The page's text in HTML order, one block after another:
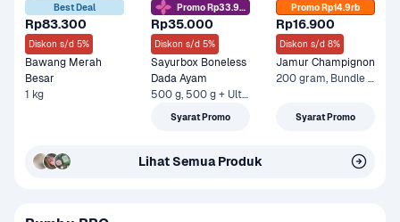
Best Deal
Rp83.300
Diskon s/d 5%
Bawang Merah
Besar
1 kg
Promo Rp33.9rb
Rp35.000
Diskon s/d 5%
Sayurbox Boneless
Dada Ayam
500 g, 500 g + Ultra Milk UHT Full Cream 750 ml +1 Lainnya
Syarat Promo
Promo Rp14.9rb
Rp16.900
Diskon s/d 8%
Jamur Champignon
200 gram, Bundle - Jamur 200 gr & Boneless Dada Ayam 500 gr
Syarat Promo
Lihat Semua Produk